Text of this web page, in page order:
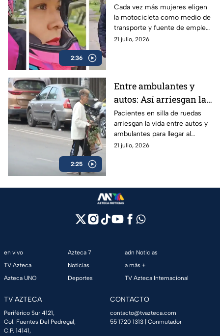
2:36
aliada de libertad,
empleo y seguridad
para las mujeres
Cada vez más mujeres eligen
la motocicleta como medio de
transporte y fuente de empleo,
encontrando libertad, ahorro y
21 julio, 2026
2:25
Entre ambulantes y
autos: Así arriesgan la
vida los pacientes con
movilidad limitada del
Hospital Juárez en
GAM
Pacientes en silla de ruedas
arriesgan la vida entre autos y
ambulantes para llegar al
Hospital Juárez; autoridades
21 julio, 2026
en vivo
TV Azteca
Azteca UNO
Azteca 7
Noticias
Deportes
adn Noticias
a más +
TV Azteca Internacional
TV AZTECA
Periférico Sur 4121,
Col. Fuentes Del Pedregal,
C.P. 14141,
CONTACTO
contacto@tvazteca.com
55 1720 1313 | Conmutador